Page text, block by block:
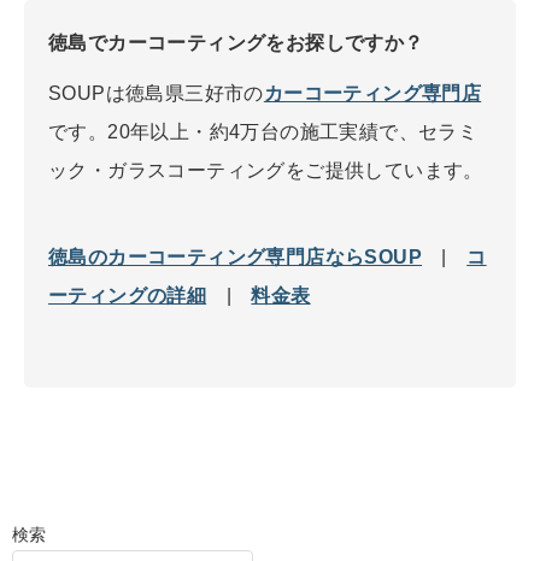
徳島でカーコーティングをお探しですか？
SOUPは徳島県三好市のカーコーティング専門店
です。20年以上・約4万台の施工実績で、セラミ
ック・ガラスコーティングをご提供しています。
徳島のカーコーティング専門店ならSOUP
コ
ーティングの詳細
|料金表
検索